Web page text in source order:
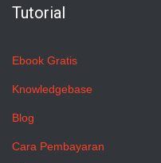
Tutorial
Ebook Gratis
Knowledgebase
Blog
Cara Pembayaran